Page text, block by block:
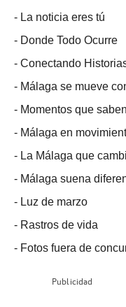
- La noticia eres tú
- Donde Todo Ocurre
- Conectando
- Málaga se mueve
- Momentos que
- Málaga en
- La Málaga que
- Málaga suena
- Luz de marzo
- Rastros de vida
- Fotos fuera de
Publicidad